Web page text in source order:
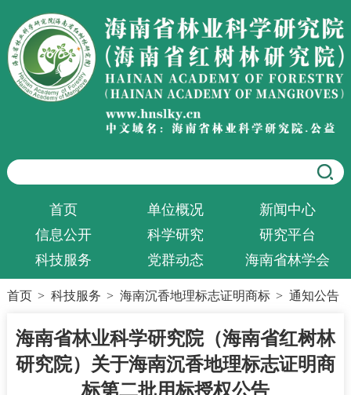
首页 单位概况
新闻中心
信息公开
科学研究
研究平台
科技服务
党群动态 海南省林学会
首页 > 科技服务 > 海南沉香地理标志证明商标 > 通知公告
海南省林业科学研究院（海南省红树林
研究院）关于海南沉香地理标志证明商
标第二批用标授权公告